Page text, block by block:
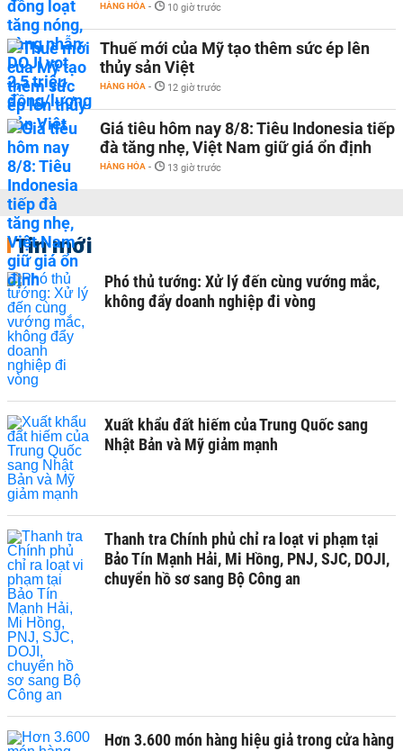
HÀNG HÓA - 10 giờ trước
Thuế mới của Mỹ tạo thêm sức ép lên
thủy sản Việt
HÀNG HÓA - 12 giờ trước
Giá tiêu hôm nay 8/8: Tiêu Indonesia tiếp
đà tăng nhẹ, Việt Nam giữ giá ổn định
HÀNG HÓA - 13 giờ trước
Tin mới
Phó thủ tướng: Xử lý đến cùng vướng mắc,
không đẩy doanh nghiệp đi vòng
Xuất khẩu đất hiếm của Trung Quốc sang
Nhật Bản và Mỹ giảm mạnh
Thanh tra Chính phủ chỉ ra loạt vi phạm tại
Bảo Tín Mạnh Hải, Mi Hồng, PNJ, SJC, DOJI,
chuyển hồ sơ sang Bộ Công an
Hơn 3.600 món hàng hiệu giả trong cửa hàng